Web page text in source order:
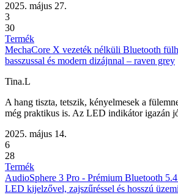
2025. május 27.
3
30
Termék
MechaCore X vezeték nélküli Bluetooth
basszussal és modern dizájnnal – raven grey
Tina.L
A hang tiszta, tetszik, kényelmesek a
még praktikus is. Az LED indikátor igazán
2025. május 14.
6
28
Termék
AudioSphere 3 Pro - Prémium Bluetooth
LED kijelzővel, zajszűréssel és hosszú